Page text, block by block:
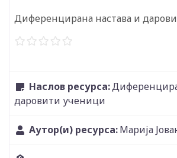
Диференцирана настава и
Наслов ресурса:
даровити ученици
Аутор(и) ресурса:Марија